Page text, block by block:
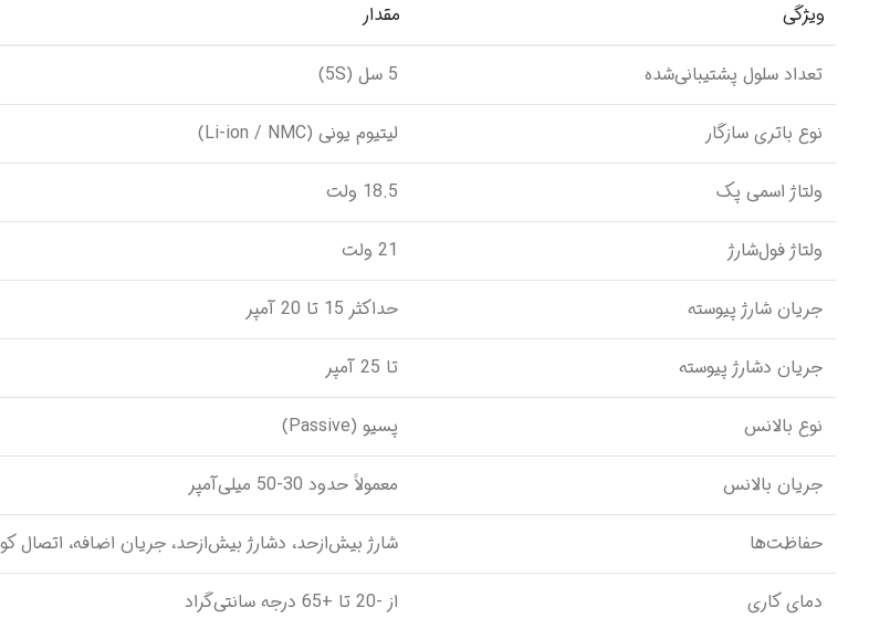
ویژگی مقدار
تعداد سلول پشتیبانی‌شده 5 سل (5S)
نوع باتری سازگار لیتیوم یونی (Li-ion / NMC)
ولتاژ اسمی پک 18.5 ولت
ولتاژ فول‌شارژ 21 ولت
جریان شارژ پیوسته حداکثر 15 تا 20 آمپر
جریان دشارژ پیوسته تا 25 آمپر
نوع بالانس پسیو (Passive)
جریان بالانس معمولاً حدود 30-50 میلی‌آمپر
حفاظت‌ها شارژ بیش‌ازحد، دشارژ بیش‌ازحد، جریان اضافه، اتصال
دمای کاری از -20 تا +65 درجه سانتی‌گراد